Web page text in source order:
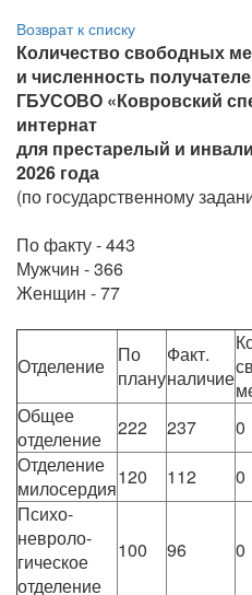
Возврат к списку
Количество свободных
и численность
ГБУСОВО «Ковровский
интернат
для престарелый и
2026 года
(по государственному
По факту - 443
Мужчин - 366
Женщин - 77
Отделение По
плану
Факт.
наличие
Общее
отделение
222 237
0
Отделение
милосердия120 112
0
Психо-
невроло-
гическое
отделение
100 96 0